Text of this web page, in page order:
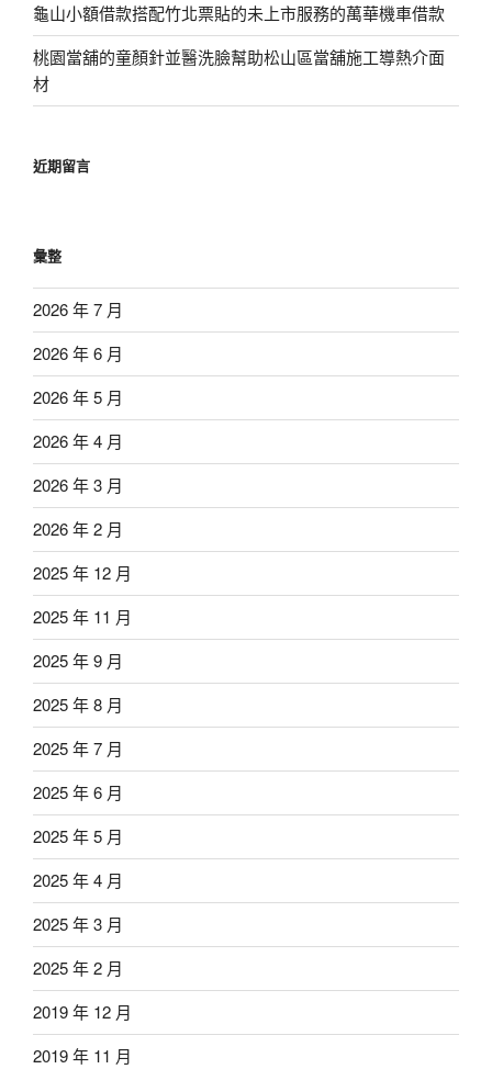
龜山小額借款搭配竹北票貼的未上市服務的萬華機車借款
桃園當舖的童顏針並醫洗臉幫助松山區當舖施工導熱介面
材
近期留言
彙整
2026 年 7 月
2026 年 6 月
2026 年 5 月
2026 年 4 月
2026 年 3 月
2026 年 2 月
2025 年 12 月
2025 年 11 月
2025 年 9 月
2025 年 8 月
2025 年 7 月
2025 年 6 月
2025 年 5 月
2025 年 4 月
2025 年 3 月
2025 年 2 月
2019 年 12 月
2019 年 11 月